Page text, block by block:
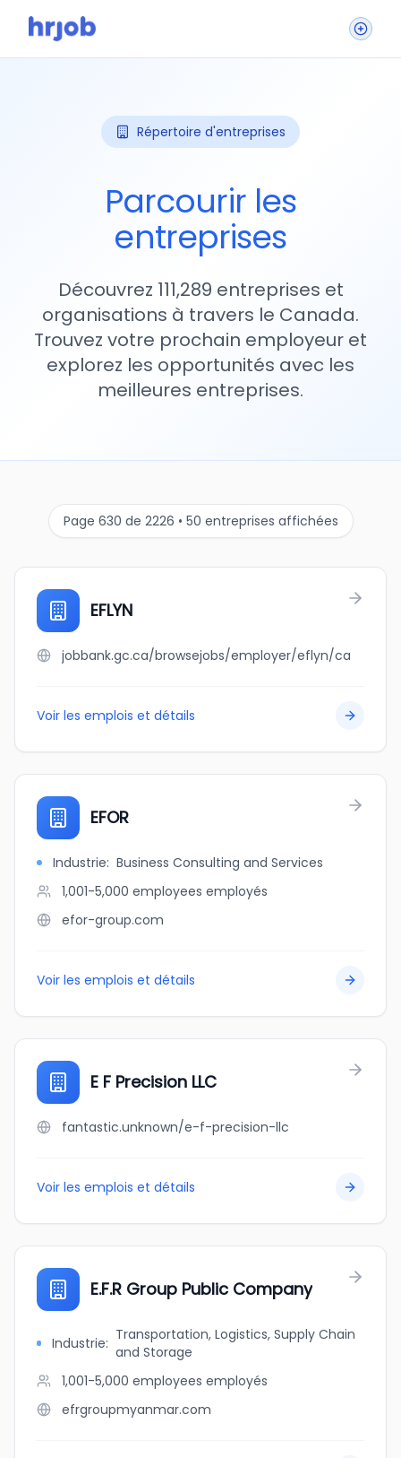
Répertoire d'entreprises
Parcourir les
entreprises
Découvrez 111,289 entreprises et
organisations à travers le Canada.
Trouvez votre prochain employeur et
explorez les opportunités avec les
meilleures entreprises.
Page 630 de 2226 • 50 entreprises affichées
EFLYN
jobbank.gc.ca/browsejobs/employer/eflyn/ca
Voir les emplois et détails
EFOR
Industrie: Business Consulting and Services
1,001-5,000 employees employés
efor-group.com
Voir les emplois et détails
E F Precision LLC
fantastic.unknown/e-f-precision-llc
Voir les emplois et détails
E.F.R Group Public Company
Industrie: Transportation, Logistics, Supply Chain
and Storage
1,001-5,000 employees employés
efrgroupmyanmar.com